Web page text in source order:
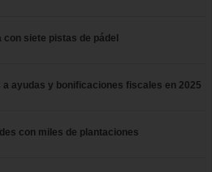
siete pistas de pádel
a ayudas y bonificaciones fiscales en 2025
con miles de plantaciones